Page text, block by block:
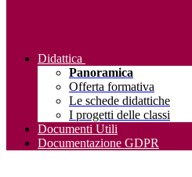
Didattica
Panoramica
Offerta formativa
Le schede didattiche
I progetti delle classi
Documenti Utili
Documentazione GDPR